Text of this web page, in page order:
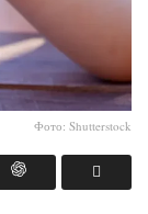
Фото: Shutterstock